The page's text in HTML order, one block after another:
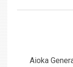
Aioka